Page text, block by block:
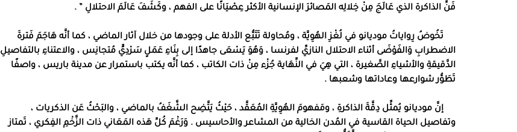
فَنِّ الذاكرة الذي عَالَجَ مِنْ خِلالِه المَصائرَ الإنسانية الأكثر عِصْيَانًا على الفهم ، وكَشَفَ عَالَمَ الاحتلالِ ” .
تَخُوضُ رِواياتُ موديانو في لُغْزِ الهُوِيَّة ، ومُحاولة تَتَبُّع الأدلة على وجودها من خلال آثار الماضي ، كما أنَّه هَاجَمَ فَترةَ
الاضطرابِ وَالفَوْضَى أثناء الاحتلال النازيِّ لفرنسا ، وَهُوَ يَسْعَى جاهدًا إلى بِنَاءِ عَمَلٍ سَرْدِيٍّ مُتجانِس ، والاعتناءِ بالتفاصيلِ
الدَّقيقةِ والأشياءِ الصَّغيرة ، التي هِيَ في النِّهَاية جُزْء مِنْ ذات الكاتب ، كما أنَّه يكتب باستمرار عن مدينة باريس ، واصفًا
تَطَوُّر شوارعها وعاداتها وشعبها .
إنَّ موديانو يُمثِّل دِقَّةَ الذاكرةِ ، ومَفهومَ الهُوِيَّةِ المُعَقَّد ، حَيْثُ يَتَّضِح الشَّغَفُ بالماضي ، والبَحْثُ عَن الذكريات ،
وتفاصيل الحياة القاسية في المُدن الخالية من المشاعر والأحاسيس . وَرَغْمَ كُلِّ هَذه المَعَاني ذات الزَّخْمِ الفِكري ، تَمتاز